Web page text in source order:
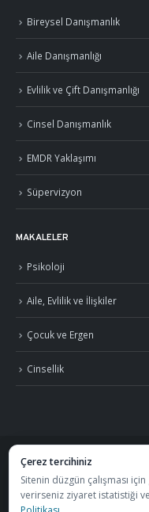
Bireysel Danışmanlık
Aile Danışmanlığı
Evlilik ve Çift Danışmanlığı
Cinsel Danışmanlık
EMDR Yaklaşımı
Süpervizyon
MAKALELER
Psikoloji
Aile, Evlilik ve İlişkiler
Çocuk ve Ergen
Cinsellik
©2026 Uzm. Psk. Kemal Özcan.
S.S.S.
Çerez tercihiniz
Sitenin düzgün çalışması
verirseniz ziyaret istatistiği